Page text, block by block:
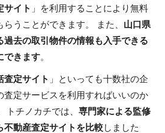
サイト 」を利用することにより無料
うことができます。 また、 山口県
過去の取引物件の情報も入手できる
できます。
査定サイト 」といっても十数社の企
査定サービスを利用すればいいのか
トチノカチでは、 専門家による監修
不動産査定サイトを比較 しました